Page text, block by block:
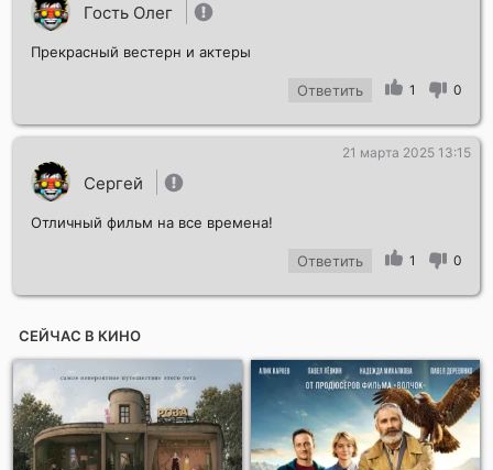
Гость Олег
Прекрасный вестерн и актеры
Ответить 1 0
Сергей
21 марта 2025 13:15
Отличный фильм на все времена!
Ответить 1 0
СЕЙЧАС В КИНО